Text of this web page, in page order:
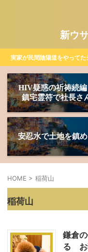
新ウ
実家が民間陰陽道をやって
HIV疑惑の祈祷続編
鎮宅霊符で社長さ
安忍水で土地を鎮
HOME > 稲荷山
稲荷山
鎌倉
る お